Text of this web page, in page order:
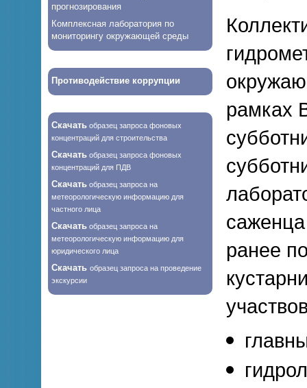
прогнозирования
Комплексная лаборатория по
мониторингу окружающей среды
Противодействие коррупции
Скачать образец запроса фоновых
концентраций для строительства
Скачать образец запроса фоновых
концентраций для ПДВ
Скачать образец запроса на
метеорологическую информацию для
частного лица
Скачать образец запроса на
метеорологическую информацию для
юридического лица
Скачать образец запроса на проведение
экскурсии
рамках
ранее